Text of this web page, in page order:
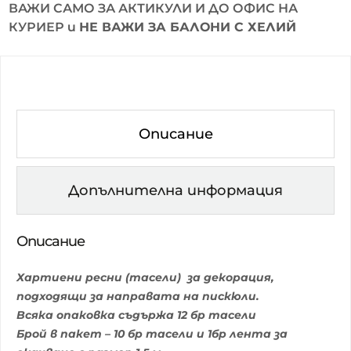
ВАЖИ САМО ЗА АКТИКУЛИ И ДО ОФИС НА
КУРИЕР и НЕ ВАЖИ ЗА БАЛОНИ С ХЕЛИЙ
Описание
Допълнителна информация
Описание
Хартиени ресни (тасели) за декорация,
подходящи за направата на пискюли.
Всяка опаковка съдържа 12 бр тасели
Брой в пакет – 10 бр тасели и 1бр лента за